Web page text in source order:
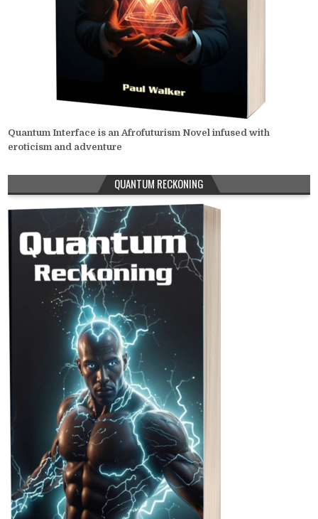
Quantum Interface is an Afrofuturism Novel infused with
eroticism and adventure
QUANTUM RECKONING